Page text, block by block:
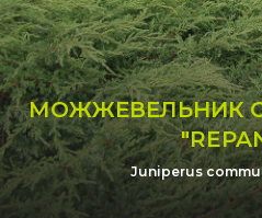
МОЖЖЕВЕЛЬНИК
Juniperus